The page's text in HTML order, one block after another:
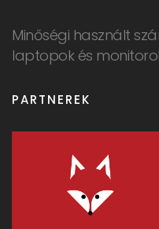
Minőségi használt
laptopok és
PARTNEREK